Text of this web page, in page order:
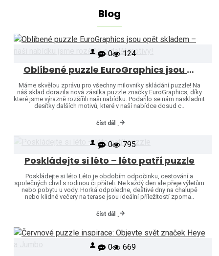
Blog
0 124
Oblíbené puzzle EuroGraphics jsou opět skladem – naši nabídku jsme rozšířili o další motivy!
Máme skvělou zprávu pro všechny milovníky skládání puzzle! Na
náš sklad dorazila nová zásilka puzzle značky EuroGraphics, díky
které jsme výrazně rozšířili naši nabídku. Podařilo se nám naskladnit
desítky dalších motivů, které v naší nabídce dosud c..
číst dál
0 795
Poskládejte si léto – léto patří puzzle
Poskládejte si léto Léto je obdobím odpočinku, cestování a
společných chvil s rodinou či přáteli. Ne každý den ale přeje výletům
nebo pobytu u vody. Horká odpoledne, deštivé dny na chalupě
nebo klidné večery na terase jsou ideální příležitostí zpoma..
číst dál
0 669